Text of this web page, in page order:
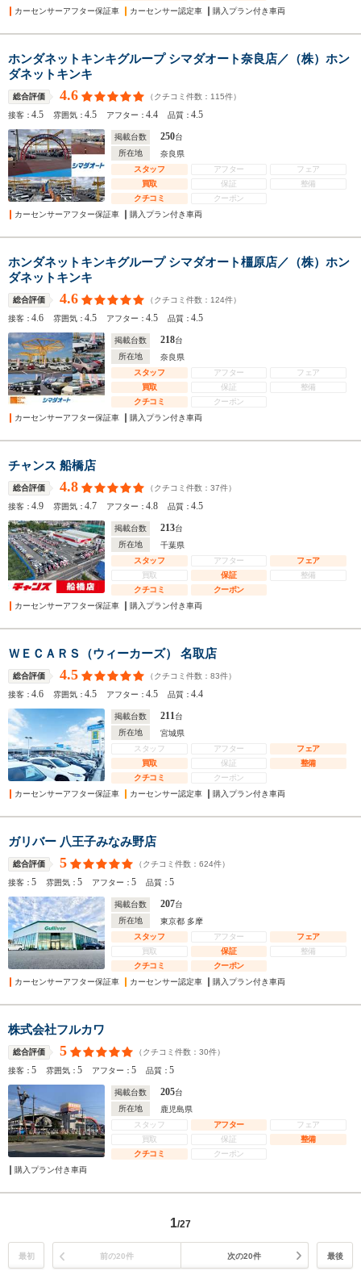
カーセンサーアフター保証車
カーセンサー認定車 購入プラン付き車両
ホンダネットキンキグループ シマダオート奈良店／（株）ホン
ダネットキンキ
総合評価 4.6 （クチコミ件数： 115件）
接客：4.5 雰囲気：4.5 アフター：4.4 品質：4.5
掲載台数 250台
所在地
奈良県
スタッフ
アフター
フェア
買取
保証
整備
クチコミ
クーポン
カーセンサーアフター保証車
購入プラン付き車両
ホンダネットキンキグループ シマダオート橿原店／（株）ホン
ダネットキンキ
総合評価 4.6 （クチコミ件数： 124件）
接客：4.6 雰囲気：4.5 アフター：4.5 品質：4.5
掲載台数 218台
所在地
奈良県
スタッフ
アフター
フェア
買取
保証
整備
クチコミ
クーポン
カーセンサーアフター保証車
購入プラン付き車両
チャンス 船橋店
総合評価 4.8 （クチコミ件数： 37件）
接客：4.9 雰囲気：4.7 アフター：4.8 品質：4.5
掲載台数 213台
所在地
千葉県
スタッフ
アフター
フェア
買取
保証
整備
クチコミ
クーポン
カーセンサーアフター保証車
購入プラン付き車両
ＷＥＣＡＲＳ（ウィーカーズ） 名取店
総合評価 4.5 （クチコミ件数： 83件）
接客：4.6 雰囲気：4.5 アフター：4.5 品質：4.4
掲載台数 211台
所在地
宮城県
スタッフ
アフター
フェア
買取
保証
整備
クチコミ
クーポン
カーセンサーアフター保証車
カーセンサー認定車 購入プラン付き車両
ガリバー 八王子みなみ野店
総合評価 5 （クチコミ件数： 624件）
接客：5 雰囲気：5 アフター：5 品質：5
掲載台数 207台
所在地
東京都 多摩
スタッフ
アフター
フェア
買取
保証
整備
クチコミ
クーポン
カーセンサーアフター保証車
カーセンサー認定車 購入プラン付き車両
株式会社フルカワ
総合評価 5 （クチコミ件数： 30件）
接客：5 雰囲気：5 アフター：5 品質：5
掲載台数 205台
所在地
鹿児島県
スタッフ
アフター
フェア
買取
保証
整備
クチコミ
クーポン
購入プラン付き車両
1/27
最初 前の20件 次の20件 最後